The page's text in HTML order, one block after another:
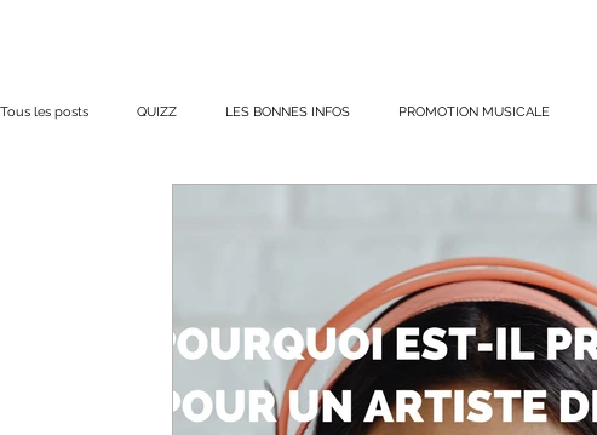
Tous les posts QUIZZ LES BONNES INFOS PROMOTION MUSICALE